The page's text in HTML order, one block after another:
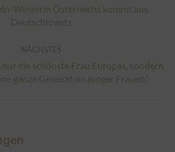
Vorheriger
Beitrag:
Winzerin Österreichs kommt aus
Deutschkreutz
NÄCHSTES
Nächster
Beitrag:
nur die schönste Frau Europas, sondern
ganze Generation junger Frauen.“